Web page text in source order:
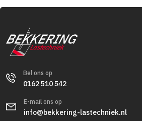
Bel ons op
0162 510 542
E-mail ons op
info@bekkering-lastechniek.nl